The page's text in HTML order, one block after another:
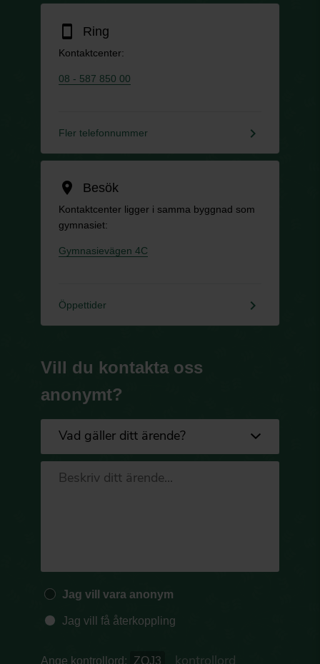
smartphone Ring
Kontaktcenter:
08 - 587 850 00
Fler telefonnummer keyboard_arrow_right
location_on Besök
Kontaktcenter ligger i samma byggnad som
gymnasiet:
Gymnasievägen 4C
Öppettider keyboard_arrow_right
Vill du kontakta oss
anonymt?
Jag vill vara anonym
Jag vill få återkoppling
Ange kontrollord: ZQJ3